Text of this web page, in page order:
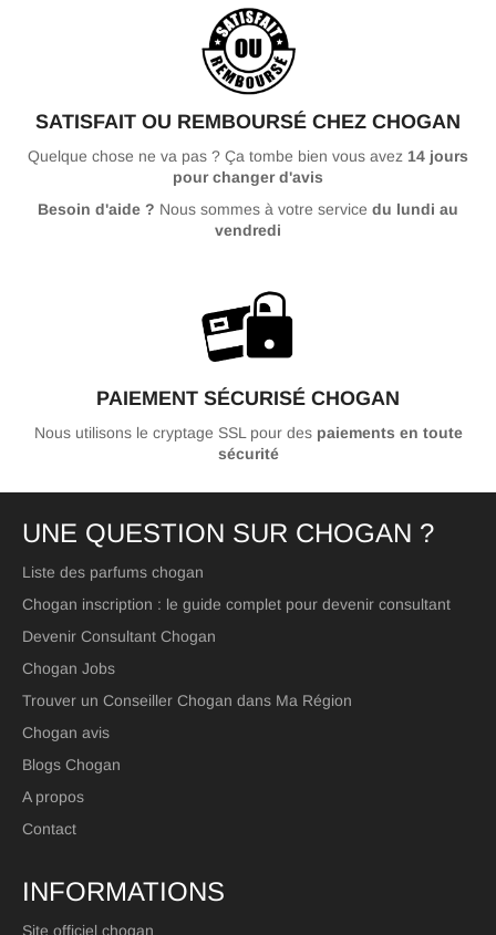
SATISFAIT OU REMBOURSÉ CHEZ CHOGAN
Quelque chose ne va pas ? Ça tombe bien vous avez 14 jours
pour changer d'avis
Besoin d'aide ? Nous sommes à votre service du lundi au
vendredi
PAIEMENT SÉCURISÉ CHOGAN
Nous utilisons le cryptage SSL pour des paiements en toute
sécurité
UNE QUESTION SUR CHOGAN ?
Liste des parfums chogan
Chogan inscription : le guide complet pour devenir consultant
Devenir Consultant Chogan
Chogan Jobs
Trouver un Conseiller Chogan dans Ma Région
Chogan avis
Blogs Chogan
A propos
Contact
INFORMATIONS
Site officiel chogan